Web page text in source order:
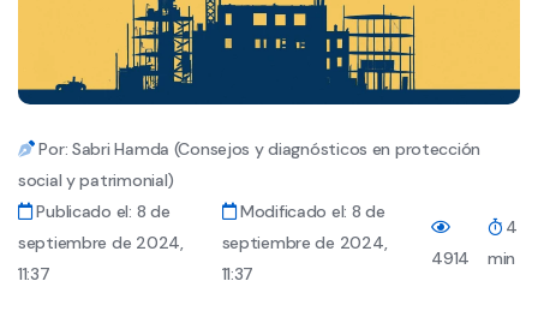
Por: Sabri Hamda (Consejos y diagnósticos en protección
social y patrimonial)
Publicado el: 8 de
septiembre de 2024,
11:37
Modificado el: 8 de
septiembre de 2024,
11:37
4914
4
min